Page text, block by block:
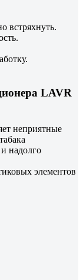
встряхнуть.
LAVR
неприятные
надолго
элементов